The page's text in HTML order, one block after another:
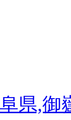
県,御